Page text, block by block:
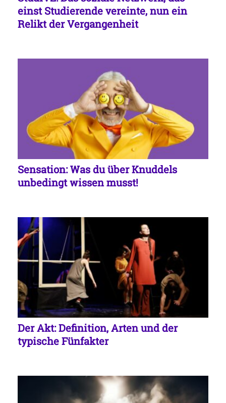
einst Studierende vereinte, nun ein
Relikt der Vergangenheit
Sensation: Was du über Knuddels
unbedingt wissen musst!
Der Akt: Definition, Arten und der
typische Fünfakter